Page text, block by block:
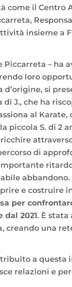
come il Centro
insieme a
Piccarreta – ha
loro
si
di J., che ha
al
piccola S. di 2
di
e costruire
per
2021. È stata
creando una
a
relazioni e